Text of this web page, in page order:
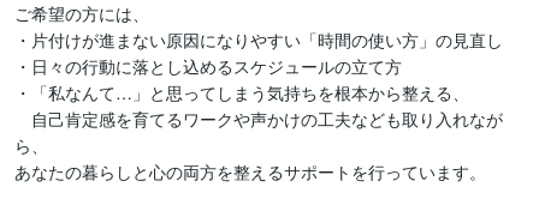
ご希望の方には、
・片付けが進まない原因になりやすい「時間の使い方」の見直し
・日々の行動に落とし込めるスケジュールの立て方
・「私なんて…」と思ってしまう気持ちを根本から整える、
自己肯定感を育てるワークや声かけの工夫なども取り入れなが
ら、
あなたの暮らしと心の両方を整えるサポートを行っています。